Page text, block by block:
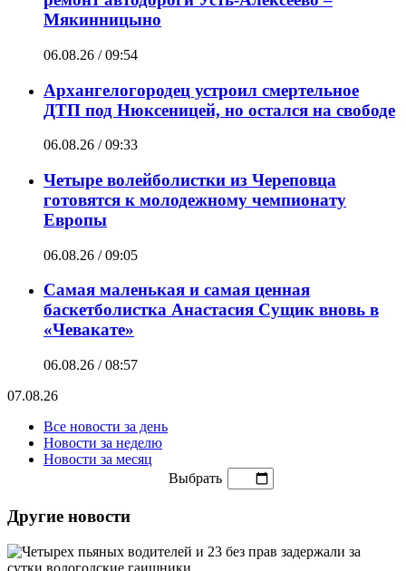
Мякинницыно
06.08.26 / 09:54
Архангелогородец устроил смертельное
ДТП под Нюксеницей, но остался на свободе
06.08.26 / 09:33
Четыре волейболистки из Череповца
готовятся к молодежному чемпионату
Европы
06.08.26 / 09:05
Самая маленькая и самая ценная
баскетболистка Анастасия Сущик вновь в
«Чевакате»
06.08.26 / 08:57
07.08.26
Все новости за день
Новости за неделю
Новости за месяц
Выбрать
Другие новости